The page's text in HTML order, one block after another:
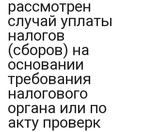
рассмотрен
случай уплаты
налогов
(сборов) на
основании
требования
налогового
органа или по
акту проверк